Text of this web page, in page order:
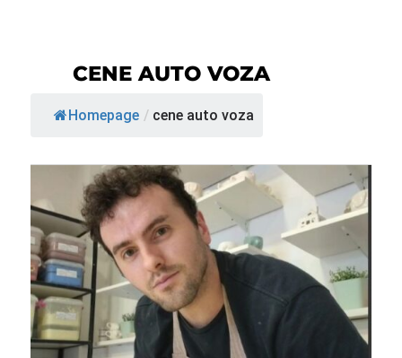
CENE AUTO VOZA
Homepage / cene auto voza